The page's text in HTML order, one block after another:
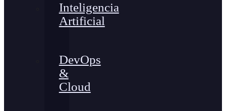
Inteligencia
Artificial
DevOps
&
Cloud